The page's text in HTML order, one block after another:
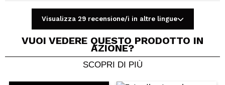
Condividi un video o una foto
Il tuo video potrebbe essere il primo. Immaginalo...
Visualizza 29 recensione/i in altre lingue
VUOI VEDERE QUESTO PRODOTTO IN
AZIONE?
SCOPRI DI PIÙ